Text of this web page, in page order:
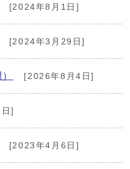
[2024年8月1日]
[2024年3月29日]
[2026年8月4日]
]
[2023年4月6日]